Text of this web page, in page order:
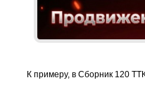
К примеру, в Сборник 120